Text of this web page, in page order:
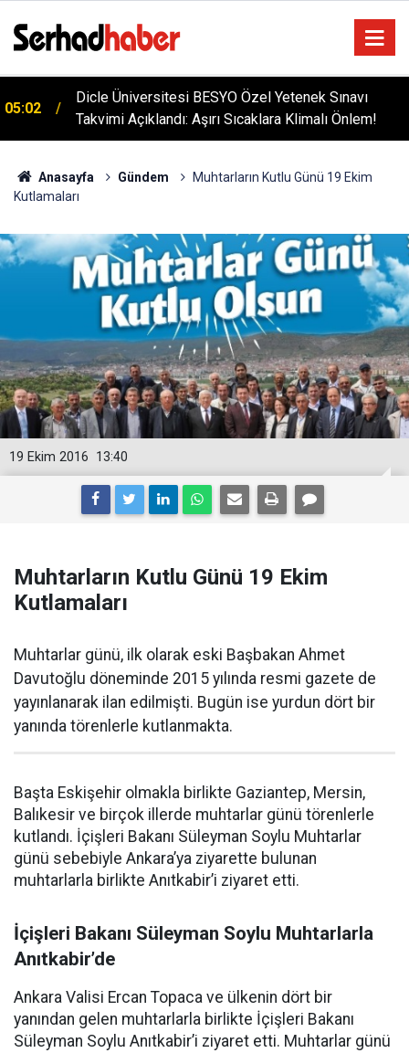
04:51
Diyarbakır'da İşçi Kıyımı: 45 Derece Sıcakta 763
Gündür Adalet Bekliyorlar
Anasayfa Gündem
Muhtarların Kutlu Günü 19 Ekim
Kutlamaları
13:40
19 Ekim 2016
Muhtarların Kutlu Günü 19 Ekim
Kutlamaları
Muhtarlar günü, ilk olarak eski Başbakan Ahmet
Davutoğlu döneminde 2015 yılında resmi gazete de
yayınlanarak ilan edilmişti. Bugün ise yurdun dört bir
yanında törenlerle kutlanmakta.
Başta Eskişehir olmakla birlikte Gaziantep, Mersin,
Balıkesir ve birçok illerde muhtarlar günü törenlerle
kutlandı. İçişleri Bakanı Süleyman Soylu Muhtarlar
günü sebebiyle Ankara’ya ziyarette bulunan
muhtarlarla birlikte Anıtkabir’i ziyaret etti.
İçişleri Bakanı Süleyman Soylu Muhtarlarla
Anıtkabir’de
Ankara Valisi Ercan Topaca ve ülkenin dört bir
yanından gelen muhtarlarla birlikte İçişleri Bakanı
Süleyman Soylu Anıtkabir’i ziyaret etti. Muhtarlar günü